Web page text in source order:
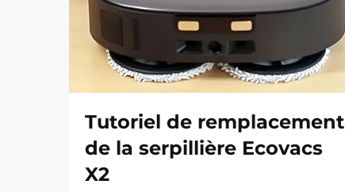
Tutoriel de remplacement
de la serpillière Ecovacs
X2